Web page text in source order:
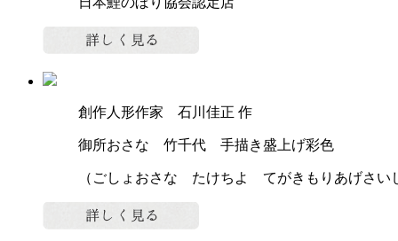
創作人形作家 石川佳正 作
御所おさな 竹千代 手描き盛上げ彩色
（ごしょおさな たけちよ てがきもりあげさい